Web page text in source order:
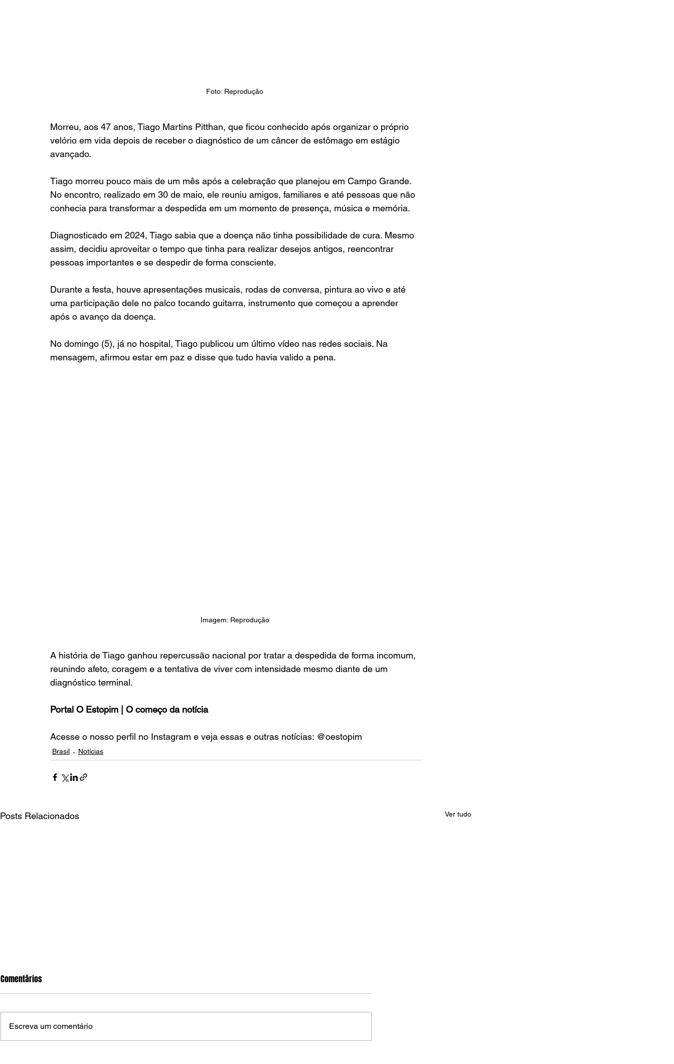
Foto: Reprodução
Morreu, aos 47 anos, Tiago Martins Pitthan, que ficou conhecido após organizar o próprio
velório em vida depois de receber o diagnóstico de um câncer de estômago em estágio
avançado.
Tiago morreu pouco mais de um mês após a celebração que planejou em Campo Grande.
No encontro, realizado em 30 de maio, ele reuniu amigos, familiares e até pessoas que não
conhecia para transformar a despedida em um momento de presença, música e memória.
Diagnosticado em 2024, Tiago sabia que a doença não tinha possibilidade de cura. Mesmo
assim, decidiu aproveitar o tempo que tinha para realizar desejos antigos, reencontrar
pessoas importantes e se despedir de forma consciente.
Durante a festa, houve apresentações musicais, rodas de conversa, pintura ao vivo e até
uma participação dele no palco tocando guitarra, instrumento que começou a aprender
após o avanço da doença.
No domingo (5), já no hospital, Tiago publicou um último vídeo nas redes sociais. Na
mensagem, afirmou estar em paz e disse que tudo havia valido a pena.
Imagem: Reprodução
A história de Tiago ganhou repercussão nacional por tratar a despedida de forma incomum,
reunindo afeto, coragem e a tentativa de viver com intensidade mesmo diante de um
diagnóstico terminal.
Portal O Estopim | O começo da notícia
Acesse o nosso perfil no Instagram e veja essas e outras notícias: @oestopim
Brasil Notícias
Posts Relacionados Ver tudo
Comentários
Escreva um comentário